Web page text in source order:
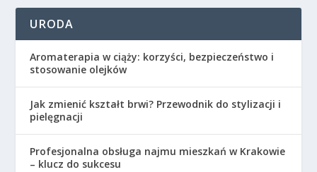
URODA
Aromaterapia w ciąży: korzyści, bezpieczeństwo i
stosowanie olejków
Jak zmienić kształt brwi? Przewodnik do stylizacji i
pielęgnacji
Profesjonalna obsługa najmu mieszkań w Krakowie
– klucz do sukcesu